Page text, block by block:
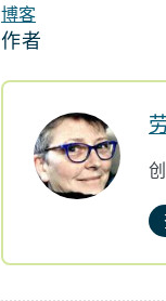
博客
作者